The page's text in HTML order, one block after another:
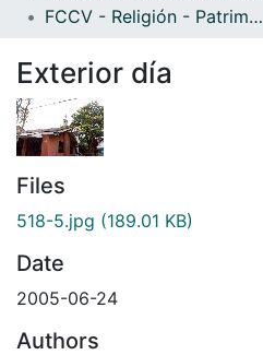
FCCV - Religión - Patrimonial
Exterior día
Files
518-5.jpg (189.01 KB)
Date
2005-06-24
Authors